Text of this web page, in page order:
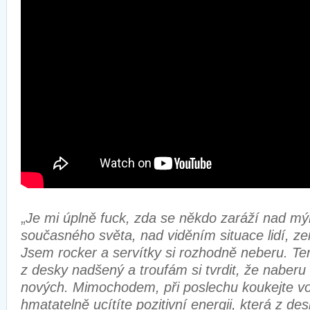
„Je mi úplně fuck, zda se někdo zaráží nad
současného světa, nad viděním situace lidí,
Jsem rocker a servítky si rozhodně neberu.
z desky nadšený a troufám si tvrdit, že
nových. Mimochodem, při poslechu koukejte
hmatatelně ucítíte pozitivní energii, která z